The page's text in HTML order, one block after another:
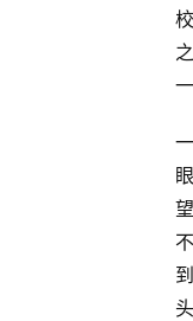
校
之
一
一
眼
望
不
到
头